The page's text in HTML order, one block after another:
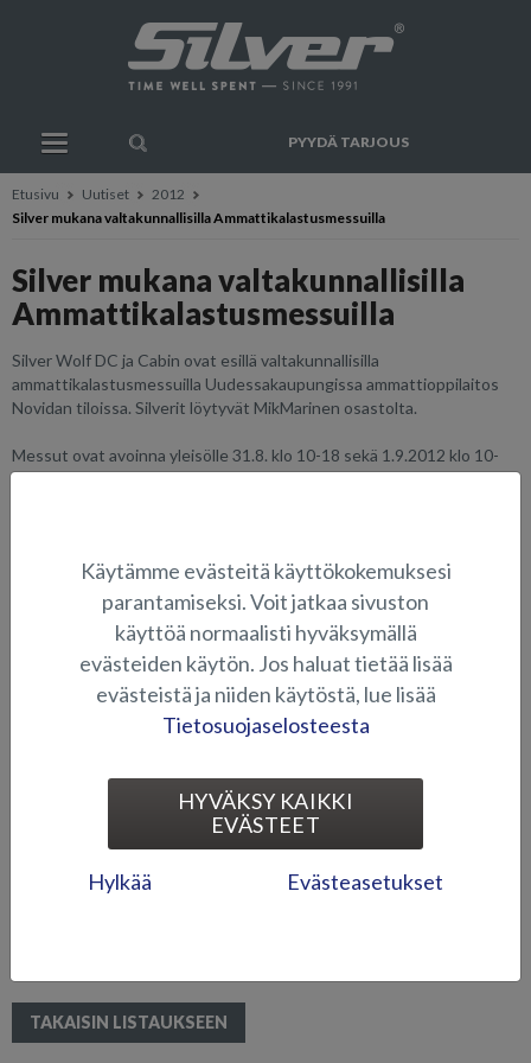
PYYDÄ TARJOUS
Etusivu Uutiset
2012
Silver mukana valtakunnallisilla Ammattikalastusmessuilla
Silver mukana valtakunnallisilla
Ammattikalastusmessuilla
Silver Wolf DC ja Cabin ovat esillä valtakunnallisilla
ammattikalastusmessuilla Uudessakaupungissa ammattioppilaitos
Novidan tiloissa. Silverit löytyvät MikMarinen osastolta.
Messut ovat avoinna yleisölle 31.8. klo 10-18 sekä 1.9.2012 klo 10-
15.
TAKAISIN LISTAUKSEEN
Käytämme evästeitä käyttökokemuksesi
parantamiseksi. Voit jatkaa sivuston
käyttöä normaalisti hyväksymällä
evästeiden käytön. Jos haluat tietää lisää
evästeistä ja niiden käytöstä, lue lisää
Tietosuojaselosteesta
HYVÄKSY KAIKKI
EVÄSTEET
Hylkää Evästeasetukset